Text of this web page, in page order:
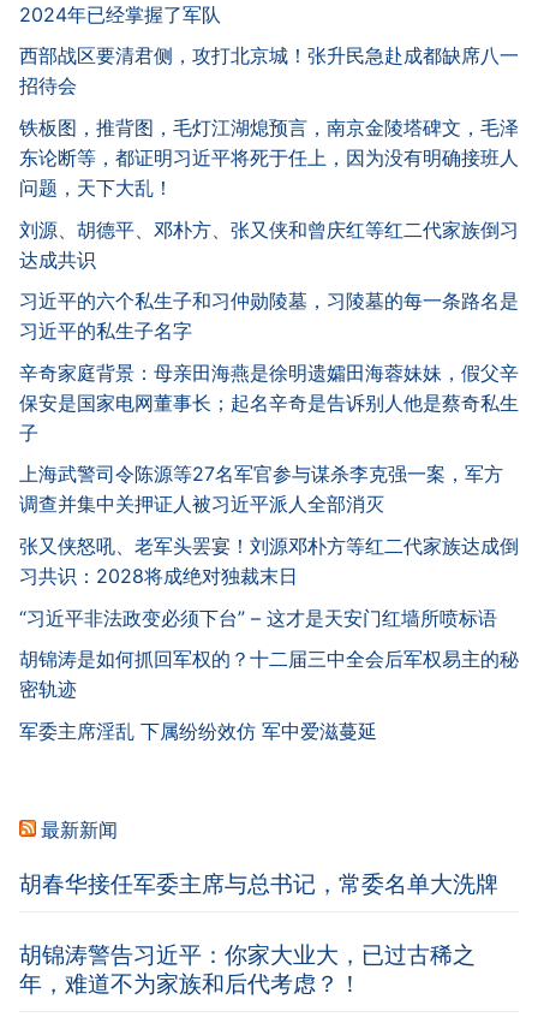
2024年已经掌握了军队
西部战区要清君侧，攻打北京城！张升民急赴成都缺席八一
招待会
铁板图，推背图，毛灯江湖熄预言，南京金陵塔碑文，毛泽
东论断等，都证明习近平将死于任上，因为没有明确接班人
问题，天下大乱！
刘源、胡德平、邓朴方、张又侠和曾庆红等红二代家族倒习
达成共识
习近平的六个私生子和习仲勋陵墓，习陵墓的每一条路名是
习近平的私生子名字
辛奇家庭背景：母亲田海燕是徐明遗孀田海蓉妹妹，假父辛
保安是国家电网董事长；起名辛奇是告诉别人他是蔡奇私生
子
上海武警司令陈源等27名军官参与谋杀李克强一案，军方
调查并集中关押证人被习近平派人全部消灭
张又侠怒吼、老军头罢宴！刘源邓朴方等红二代家族达成倒
习共识：2028将成绝对独裁末日
“习近平非法政变必须下台” – 这才是天安门红墙所喷标语
胡锦涛是如何抓回军权的？十二届三中全会后军权易主的秘
密轨迹
军委主席淫乱 下属纷纷效仿 军中爱滋蔓延
最新新闻
胡春华接任军委主席与总书记，常委名单大洗牌
胡锦涛警告习近平：你家大业大，已过古稀之
年，难道不为家族和后代考虑？！